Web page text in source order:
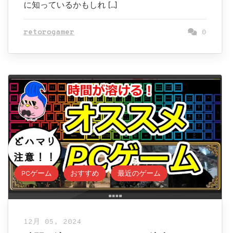
に知っているかもしれ […]
retorogamer 0
PCゲーム おすすめ 最近のゲーム
12月 05, 2024